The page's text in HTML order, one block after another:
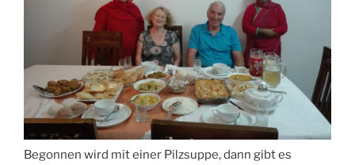
Begonnen wird mit einer Pilzsuppe, dann gibt es